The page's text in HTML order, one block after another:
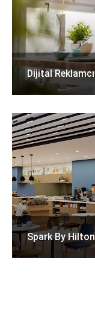
Dijital
Spark By